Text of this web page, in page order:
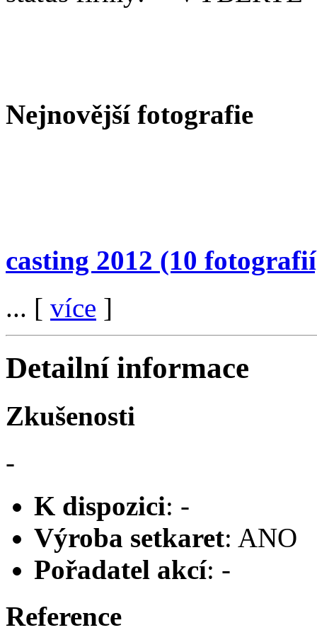
Nejnovější fotografie
casting 2012 (10
... [ více ]
Detailní informace
Zkušenosti
-
K dispozici: -
Výroba setkaret: ANO
Pořadatel akcí: -
Reference